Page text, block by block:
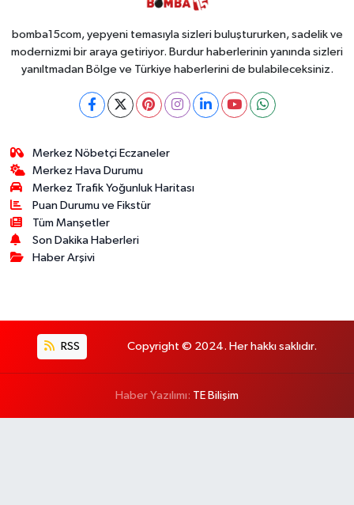
Toplayabilecek
bomba15com, yepyeni temasıyla sizleri buluştururken, sadelik ve
modernizmi bir araya getiriyor. Burdur haberlerinin yanında sizleri
yanıltmadan Bölge ve Türkiye haberlerini de bulabileceksiniz.
Merkez Nöbetçi Eczaneler
Merkez Hava Durumu
Merkez Trafik Yoğunluk Haritası
Puan Durumu ve Fikstür
Tüm Manşetler
Son Dakika Haberleri
Haber Arşivi
RSS Copyright © 2024. Her hakkı saklıdır.
Haber Yazılımı: TE Bilişim